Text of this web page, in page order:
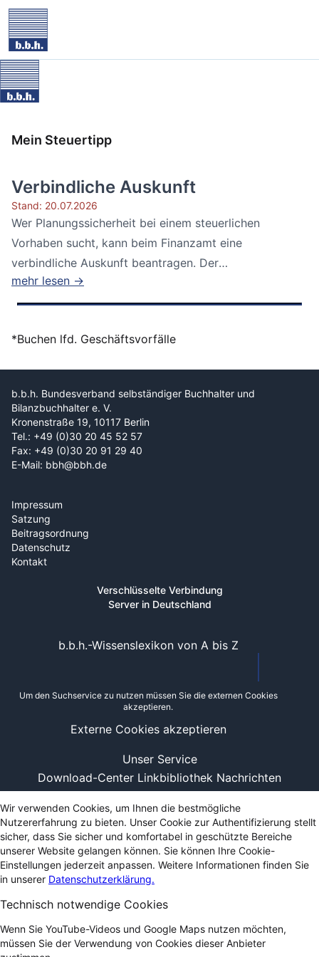
Mein Steuertipp
Verbindliche Auskunft
Stand: 20.07.2026
Wer Planungssicherheit bei einem steuerlichen
Vorhaben sucht, kann beim Finanzamt eine
verbindliche Auskunft beantragen. Der
Bundesfinanzhof...
mehr lesen →
*Buchen lfd. Geschäftsvorfälle
b.b.h. Bundesverband selbständiger Buchhalter und
Bilanzbuchhalter e. V.
Kronenstraße 19, 10117 Berlin
Tel.: +49 (0)30 20 45 52 57
Fax: +49 (0)30 20 91 29 40
E-Mail: bbh@bbh.de
Impressum
Satzung
Beitragsordnung
Datenschutz
Kontakt
Verschlüsselte Verbindung
Server in Deutschland
Unser Service
Download-Center Linkbibliothek Nachrichten
b.b.h.-Wissenslexikon von A bis Z
Um den Suchservice zu nutzen müssen Sie die externen Cookies
akzeptieren.
Externe Cookies akzeptieren
Wir verwenden Cookies, um Ihnen die bestmögliche
Nutzererfahrung zu bieten. Unser Cookie zur Authentifizierung stellt
sicher, dass Sie sicher und komfortabel in geschützte Bereiche
unserer Website gelangen können. Sie können Ihre Cookie-
Einstellungen jederzeit anpassen. Weitere Informationen finden Sie
in unserer Datenschutzerklärung.
Technisch notwendige Cookies
Wenn Sie YouTube-Videos und Google Maps nutzen möchten,
müssen Sie der Verwendung von Cookies dieser Anbieter